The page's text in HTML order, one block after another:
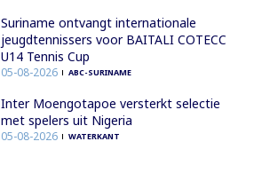
Suriname ontvangt internationale
jeugdtennissers voor BAITALI COTECC
U14 Tennis Cup
05-08-2026 ABC-SURINAME
Inter Moengotapoe versterkt selectie
met spelers uit Nigeria
05-08-2026 WATERKANT